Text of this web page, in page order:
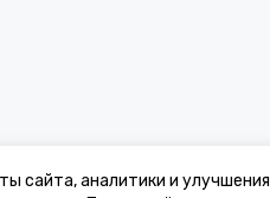
сайта, аналитики и улучшения